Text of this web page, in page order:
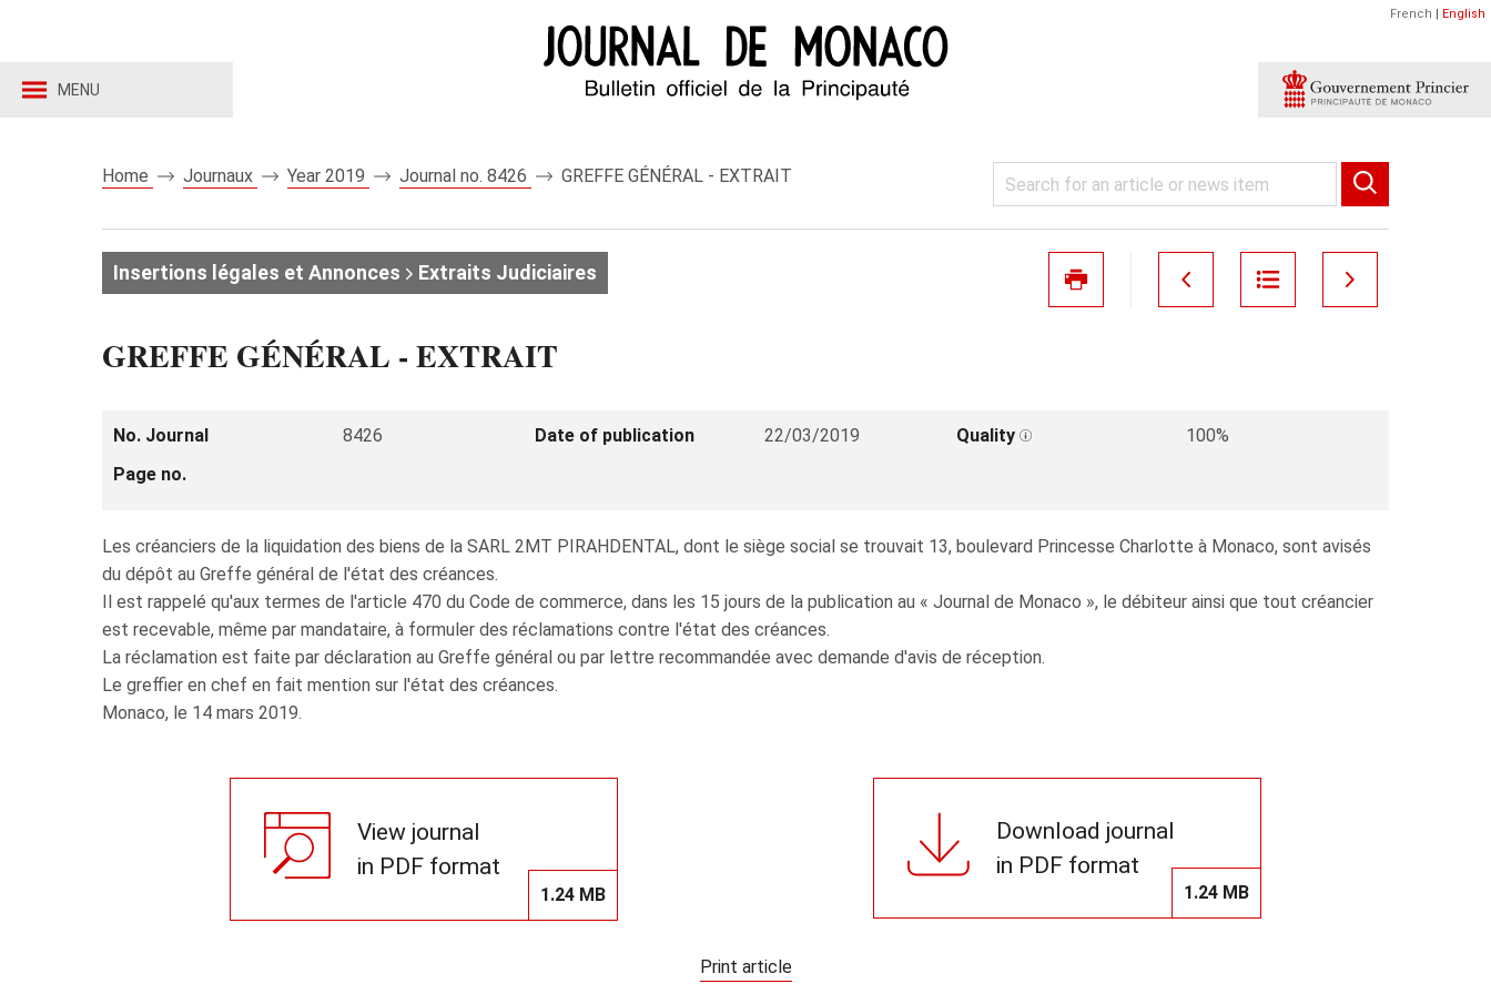
MENU
French | English
Home Journaux Year 2019 Journal no. 8426 GREFFE GÉNÉRAL - EXTRAIT
Insertions légales et Annonces Extraits Judiciaires
GREFFE GÉNÉRAL - EXTRAIT
No. Journal 8426 Date of publication 22/03/2019 Quality
100%
Page no.
Les créanciers de la liquidation des biens de la SARL 2MT PIRAHDENTAL, dont le siège social se trouvait 13, boulevard Princesse Charlotte à Monaco, sont avisés
du dépôt au Greffe général de l'état des créances.
Il est rappelé qu'aux termes de l'article 470 du Code de commerce, dans les 15 jours de la publication au « Journal de Monaco », le débiteur ainsi que tout créancier
est recevable, même par mandataire, à formuler des réclamations contre l'état des créances.
La réclamation est faite par déclaration au Greffe général ou par lettre recommandée avec demande d'avis de réception.
Le greffier en chef en fait mention sur l'état des créances.
Monaco, le 14 mars 2019.
View journal
in PDF format
1.24 MB
Download journal
in PDF format
1.24 MB
Print article